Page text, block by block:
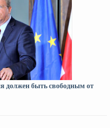
должен быть свободным от